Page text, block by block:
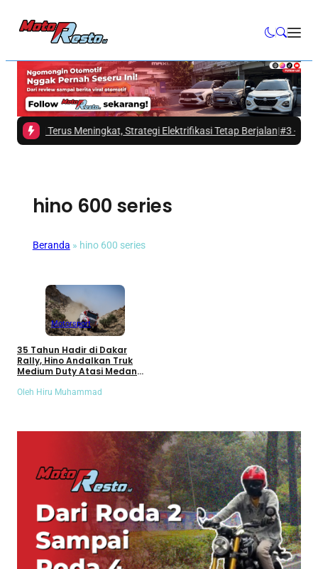
Terus Meningkat, Strategi Elektrifikasi Tetap Berjalan|#3 -
hino 600 series
Beranda » hino 600 series
Motorsport
35 Tahun Hadir di Dakar
Rally, Hino Andalkan Truk
Medium Duty Atasi Medan
Oleh Hiru Muhammad